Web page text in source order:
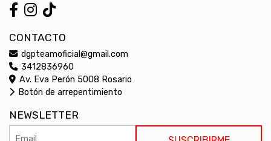
CONTACTO
dgpteamoficial@gmail.com
3412836960
Av. Eva Perón 5008 Rosario
Botón de arrepentimiento
NEWSLETTER